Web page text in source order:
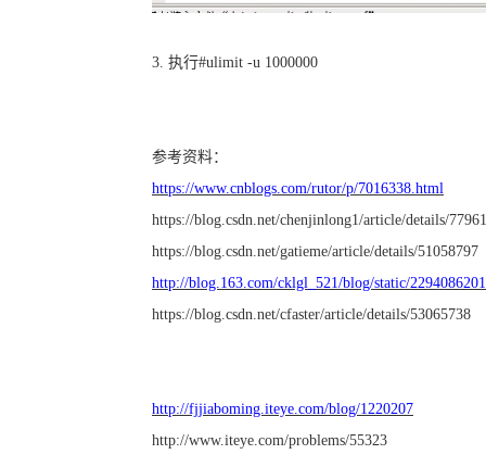
3. 执行#ulimit -u 1000000
参考资料：
https://www.cnblogs.com/rutor/p/7016338.html
https://blog.csdn.net/chenjinlong1/article/details/
https://blog.csdn.net/gatieme/article/details/51058797
http://blog.163.com/cklgl_521/blog/static/
https://blog.csdn.net/cfaster/article/details/53065738
http://fjjiaboming.iteye.com/blog/1220207
http://www.iteye.com/problems/55323